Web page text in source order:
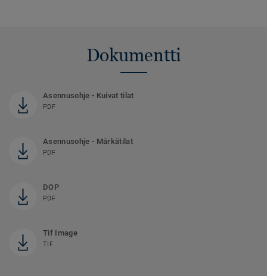
Dokumentti
Asennusohje - Kuivat tilat
PDF
Asennusohje - Märkätilat
PDF
DOP
PDF
Tif Image
TIF